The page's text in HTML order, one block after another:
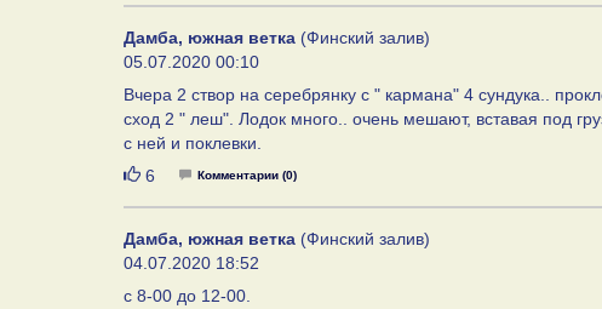
Дамба, южная ветка (Финский залив)
05.07.2020 00:10
Вчера 2 створ на серебрянку с " кармана" 4 сундука..
сход 2 " леш". Лодок много.. очень мешают, вставая под
с ней и поклевки.
Нравится
6 Комментарии (0)
Дамба, южная ветка (Финский залив)
04.07.2020 18:52
с 8-00 до 12-00.